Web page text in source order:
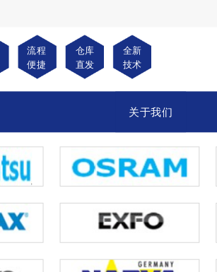
流程
便捷
仓库
直发
全新
技术
关于我们